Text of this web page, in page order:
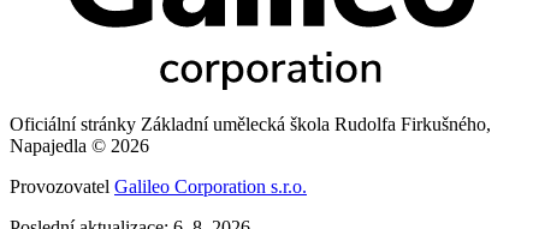
Oficiální stránky Základní umělecká škola Rudolfa Firkušného,
Napajedla © 2026
Provozovatel Galileo Corporation s.r.o.